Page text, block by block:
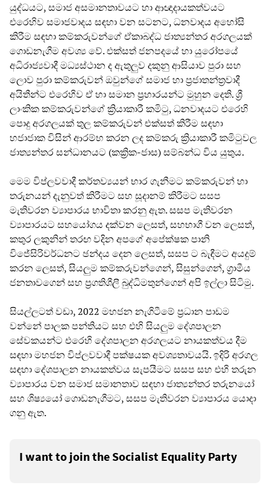
යුද්ධයට, සමාජ අසමානතාවයට හා ආඥාදායකත්වයට
එරෙහිව සමාජවාදය සඳහා වන සටනට, ධනවාදය අහෝසි
කිරීම සඳහා කම්කරුවන්ගේ ඒකාබද්ධ ජාත්‍යන්තර අරගලයක්
ගොඩනැගීම අවශ්‍ය වේ. එක්සත් ජනපදයේ හා යුරෝපයේ
අධිරාජ්‍යවාදී මධ්‍යස්ථාන ද ඇතුලුව දකුනු ආසියාව පුරා සහ
ලොව පුරා කම්කරුවන් ඔවුන්ගේ සමාජ හා ප්‍රජාතන්ත්‍රවාදී
අයිතීන්ට එරෙහිව ඒ හා සමාන ප්‍රහාරයන්ට මුහුන දෙති. ශ්‍රී
ලාංකික කම්කරුවන්ගේ ක්‍රියාකාරී කමිටු, ධනවාදයට එරෙහි
පොදු අරගලයක් තුල කම්කරුවන් එක්සත් කිරීම සඳහා
හජාජාක විසින් ආරම්භ කරන ලද කම්කරු ක්‍රියාකාරී කමිටුවල
ජාත්‍යන්තර සන්ධානයට (කක්‍රික-ජාස) සම්බන්ධ විය යුතුය.
මෙම විප්ලවවාදී කර්තව්‍යයන් භාර ගැනීමට කම්කරුවන් හා
තරුනයන් දැනුවත් කිරීමට සහ සූදානම් කිරීමට සසප
මැතිවරන ව්‍යාපාරය භාවිතා කරනු ඇත. සසප මැතිවරන
ව්‍යාපාරයට සහයෝගය දක්වන ලෙසත්, සහභාගී වන ලෙසත්,
කතුර ලකුනින් තරඟ වදින අපගේ අපේක්ෂක පානි
විජේසිරිවර්ධනට ඡන්දය දෙන ලෙසත්, සසප ට බැඳීමට අයදුම්
කරන ලෙසත්, සියලුම කම්කරුවන්ගෙන්, සිසුන්ගෙන්, ග්‍රාමීය
ජනතාවගෙන් සහ ප්‍රගතිශීලී බුද්ධිමතුන්ගෙන් අපි ඉල්ලා සිටිමු.
සියල්ලටත් වඩා, 2022 මහජන නැගිටීමේ ප්‍රධාන පාඩම
වන්නේ පාලක පන්තියට සහ එහි සියලුම දේශපාලන
සේවකයන්ට එරෙහි දේශපාලන අරගලයට නායකත්වය දීම
සඳහා මහජන විප්ලවවාදී පක්ෂයක අවශ්‍යතාවයයි. ඉදිරි අරගල
සඳහා දේශපාලන නායකත්වය සැපයීමට සසප සහ එහි තරුන
ව්‍යාපාරය වන සමාජ සමානතාව සඳහා ජාත්‍යන්තර තරුනයෝ
සහ ශිෂ්‍යයෝ ගොඩනැගීමට, සසප මැතිවරන ව්‍යාපාරය යොදා
ගනු ඇත.
I want to join the Socialist Equality Party